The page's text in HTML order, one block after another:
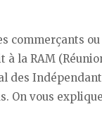
ou
la RAM
des
On vous